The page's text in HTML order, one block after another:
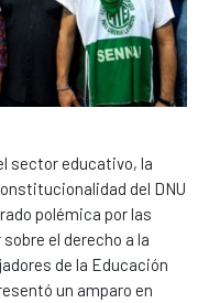
sector educativo, la
del DNU
polémica por las
el derecho a la
de la Educación
un amparo en